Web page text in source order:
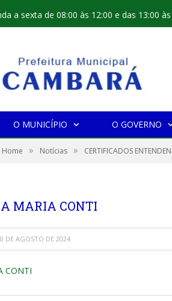
a sexta de 08:00 às 12:00 e das 13:00
O MUNICÍPIO O GOVERNO
Home » Notícias » CERTIFICADOS
MARIA CONTI
DE AGOSTO DE 2024
CONTI